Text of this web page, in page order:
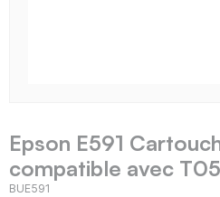
Epson E591
compatible avec
BUE591